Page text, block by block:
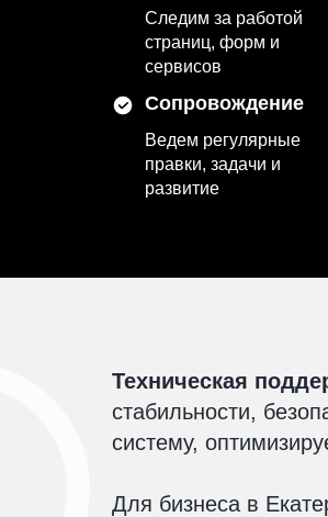
Следим за работой
страниц, форм и
сервисов
Сопровождение
Ведем регулярные
правки, задачи и
развитие
Техническая
стабильности,
систему,
Для бизнеса в